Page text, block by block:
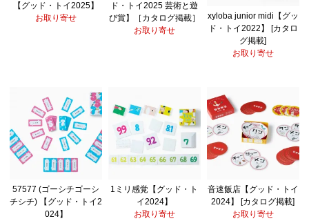
【グッド・トイ2025】
お取り寄せ
ド・トイ2025 芸術と遊
び賞】［カタログ掲載］
お取り寄せ
xyloba junior midi【グッ
ド・トイ2022】 [カタロ
グ掲載]
お取り寄せ
57577 (ゴーシチゴーシ
チシチ) 【グッド・トイ2
024】
1ミリ感覚【グッド・ト
イ2024】
お取り寄せ
音速飯店【グッド・トイ
2024】 [カタログ掲載]
お取り寄せ